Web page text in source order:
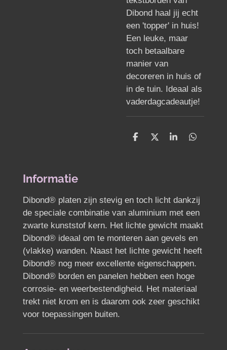
Dibond haal jij echt
een 'topper' in huis!
Een leuke, maar
toch betaalbare
manier van
decoreren in huis of
in de tuin. Ideaal als
vaderdagcadeautje!
D
D
S
D
Informatie
Dibond® platen zijn stevig en toch licht dankzij
de speciale combinatie van aluminium met een
zwarte kunststof kern. Het lichte gewicht maakt
Dibond® ideaal om te monteren aan gevels en
(vlakke) wanden. Naast het lichte gewicht heeft
Dibond® nog meer excellente eigenschappen.
Dibond® borden en panelen hebben een hoge
corrosie- en weerbestendigheid. Het materiaal
trekt niet krom en is daarom ook zeer geschikt
voor toepassingen buiten.